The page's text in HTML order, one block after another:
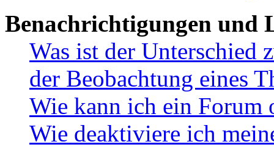
Benachrichtigungen und
Was ist der Unterschied
der Beobachtung eines
Wie kann ich ein Forum
Wie deaktiviere ich